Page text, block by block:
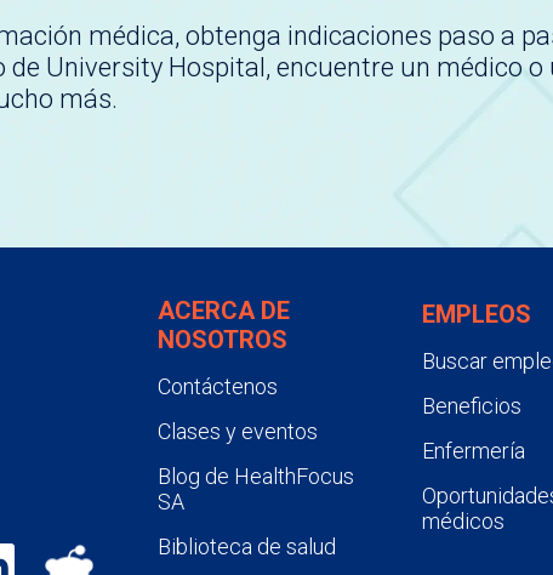
médica, obtenga indicaciones paso a
de University Hospital, encuentre un médico o
más.
ACERCA DE
NOSOTROS
Contáctenos
Clases y eventos
Blog de HealthFocus
SA
Biblioteca de salud
EMPLEOS
Buscar
Beneficios
Enfermería
médicos